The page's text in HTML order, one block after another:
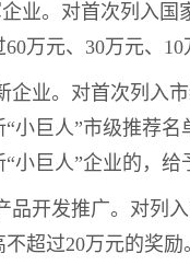
业。对首次列入
万元、30万元、10
企业。对首次列入
小巨人”市级推荐
小巨人”企业的，给
品开发推广。对列
超过20万元的奖励